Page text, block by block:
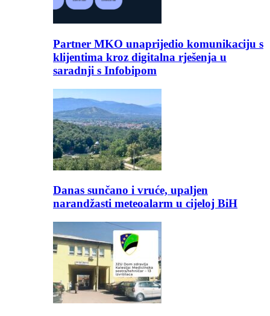
Partner MKO unaprijedio komunikaciju s
klijentima kroz digitalna rješenja u
saradnji s Infobipom
Danas sunčano i vruće, upaljen
narandžasti meteoalarm u cijeloj BiH